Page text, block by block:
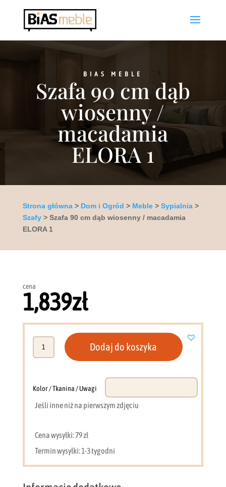
BIAS MEBLE
Szafa 90 cm dąb
wiosenny /
macadamia
ELORA 1
Strona główna> Dom i Ogród > Meble> Sypialnia>
Szafy> Szafa 90 cm dąb wiosenny / macadamia
ELORA 1
cena
1,839zł
dąb
ELORA
Dodaj do koszyka
Kolor / Tkanina / Uwagi
Jeśli inne niż na pierwszym zdjęciu
Cena wysyłki: 79 zł
Termin wysyłki: 1-3 tygodni